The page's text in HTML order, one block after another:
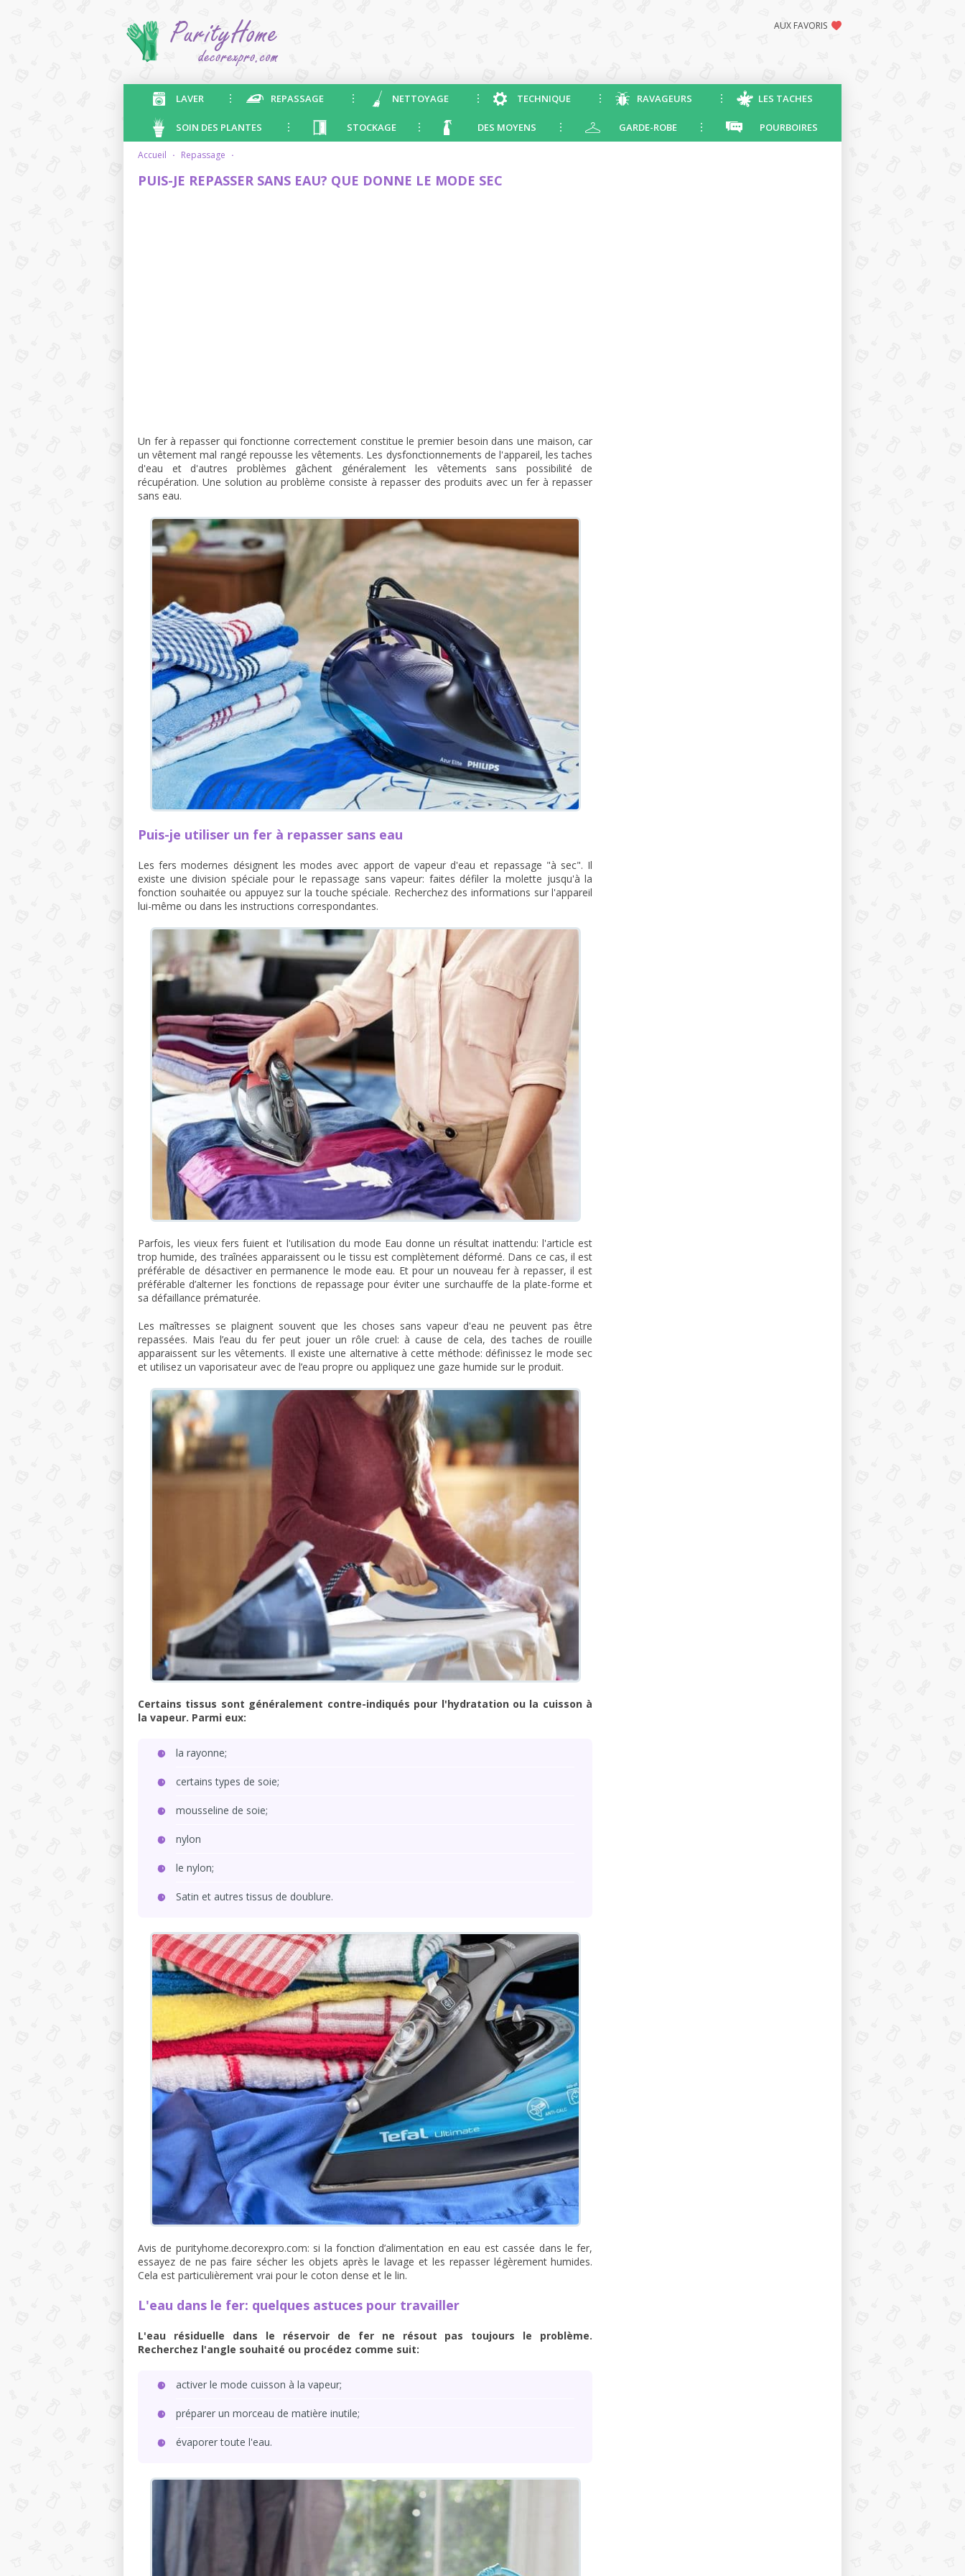
AUX FAVORIS
LAVER REPASSAGE NETTOYAGE TECHNIQUE RAVAGEURS LES TACHES
SOIN DES PLANTES STOCKAGE DES MOYENS GARDE-ROBE POURBOIRES
accueil · repassage ·
PUIS-JE REPASSER SANS EAU? QUE DONNE LE MODE SEC
Un fer à repasser qui fonctionne correctement constitue le premier besoin dans une maison, car
un vêtement mal rangé repousse les vêtements. Les dysfonctionnements de l'appareil, les taches
d'eau et d'autres problèmes gâchent généralement les vêtements sans possibilité de
récupération. Une solution au problème consiste à repasser des produits avec un fer à repasser
sans eau.
Puis-je utiliser un fer à repasser sans eau
Les fers modernes désignent les modes avec apport de vapeur d'eau et repassage "à sec". Il
existe une division spéciale pour le repassage sans vapeur: faites défiler la molette jusqu'à la
fonction souhaitée ou appuyez sur la touche spéciale. Recherchez des informations sur l'appareil
lui-même ou dans les instructions correspondantes.
Parfois, les vieux fers fuient et l'utilisation du mode Eau donne un résultat inattendu: l'article est
trop humide, des traînées apparaissent ou le tissu est complètement déformé. Dans ce cas, il est
préférable de désactiver en permanence le mode eau. Et pour un nouveau fer à repasser, il est
préférable d’alterner les fonctions de repassage pour éviter une surchauffe de la plate-forme et
sa défaillance prématurée.
Les maîtresses se plaignent souvent que les choses sans vapeur d'eau ne peuvent pas être
repassées. Mais l’eau du fer peut jouer un rôle cruel: à cause de cela, des taches de rouille
apparaissent sur les vêtements. Il existe une alternative à cette méthode: définissez le mode sec
et utilisez un vaporisateur avec de l’eau propre ou appliquez une gaze humide sur le produit.
Certains tissus sont généralement contre-indiqués pour l'hydratation ou la cuisson à
la vapeur. Parmi eux:
la rayonne;
certains types de soie;
mousseline de soie;
nylon
le nylon;
Satin et autres tissus de doublure.
Avis de purityhome.decorexpro.com: si la fonction d’alimentation en eau est cassée dans le fer,
essayez de ne pas faire sécher les objets après le lavage et les repasser légèrement humides.
Cela est particulièrement vrai pour le coton dense et le lin.
L'eau dans le fer: quelques astuces pour travailler
L'eau résiduelle dans le réservoir de fer ne résout pas toujours le problème.
Recherchez l'angle souhaité ou procédez comme suit:
activer le mode cuisson à la vapeur;
préparer un morceau de matière inutile;
évaporer toute l'eau.